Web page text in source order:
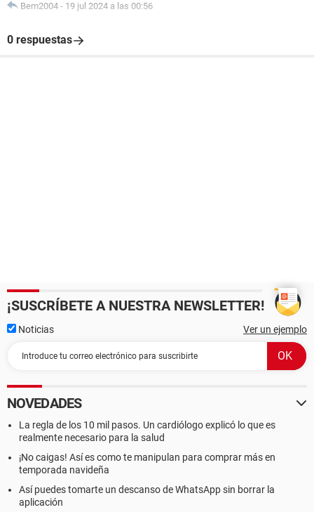
Bem2004 - 19 jul 2024 a las 00:56
0 respuestas
¡SUSCRÍBETE A NUESTRA NEWSLETTER!
Noticias Ver un ejemplo
NOVEDADES
La regla de los 10 mil pasos. Un cardiólogo explicó lo que es
realmente necesario para la salud
¡No caigas! Así es como te manipulan para comprar más en
temporada navideña
Así puedes tomarte un descanso de WhatsApp sin borrar la
aplicación